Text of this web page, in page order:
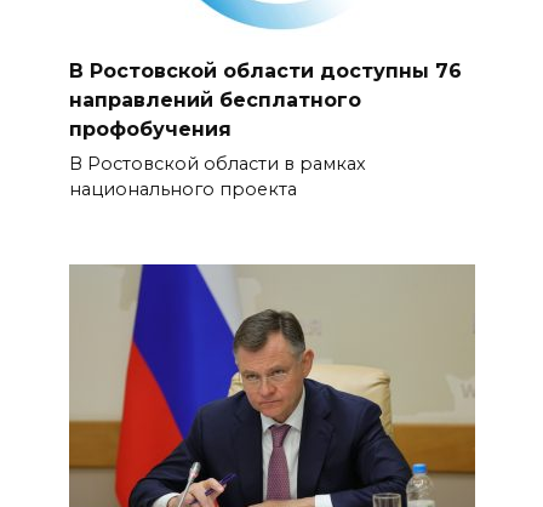
В Ростовской области доступны 76
направлений бесплатного
профобучения
В Ростовской области в рамках
национального проекта